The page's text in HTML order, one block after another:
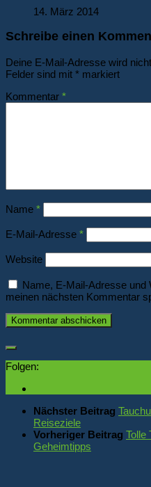
14. März 2014
Schreibe einen
Deine E-Mail-Adresse wird
Felder sind mit * markiert
Kommentar *
Name *
E-Mail-Adresse *
Website
Name, E-Mail-Adresse und
meinen nächsten Kommentar
Folgen:
Nächster Beitrag
Reiseziele
Vorheriger Beitrag Tolle
Geheimtipps